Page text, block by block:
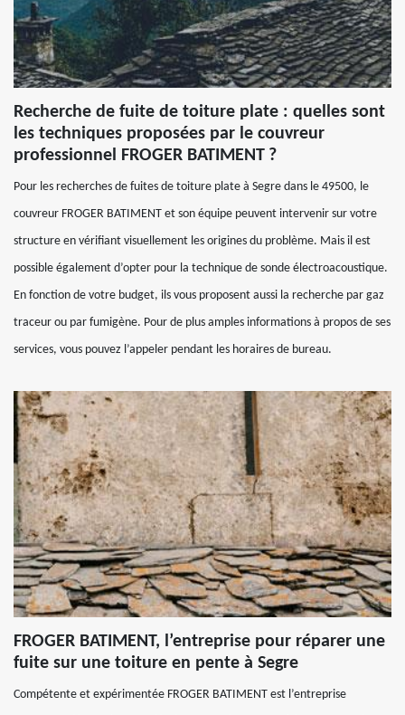
Recherche de fuite de toiture plate : quelles sont
les techniques proposées par le couvreur
professionnel FROGER BATIMENT ?
Pour les recherches de fuites de toiture plate à Segre dans le 49500, le
couvreur FROGER BATIMENT et son équipe peuvent intervenir sur votre
structure en vérifiant visuellement les origines du problème. Mais il est
possible également d’opter pour la technique de sonde électroacoustique.
En fonction de votre budget, ils vous proposent aussi la recherche par gaz
traceur ou par fumigène. Pour de plus amples informations à propos de ses
services, vous pouvez l’appeler pendant les horaires de bureau.
FROGER BATIMENT, l’entreprise pour réparer une
fuite sur une toiture en pente à Segre
Compétente et expérimentée FROGER BATIMENT est l’entreprise